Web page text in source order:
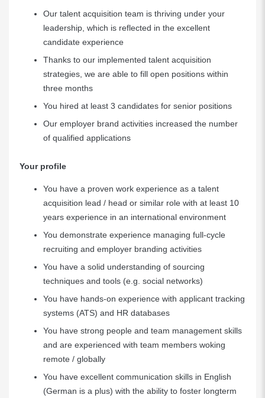
Our talent acquisition team is thriving under your
leadership, which is reflected in the excellent
candidate experience
Thanks to our implemented talent acquisition
strategies, we are able to fill open positions within
three months
You hired at least 3 candidates for senior positions
Our employer brand activities increased the number
of qualified applications
Your profile
You have a proven work experience as a talent
acquisition lead / head or similar role with at least 10
years experience in an international environment
You demonstrate experience managing full-cycle
recruiting and employer branding activities
You have a solid understanding of sourcing
techniques and tools (e.g. social networks)
You have hands-on experience with applicant tracking
systems (ATS) and HR databases
You have strong people and team management skills
and are experienced with team members woking
remote / globally
You have excellent communication skills in English
(German is a plus) with the ability to foster longterm